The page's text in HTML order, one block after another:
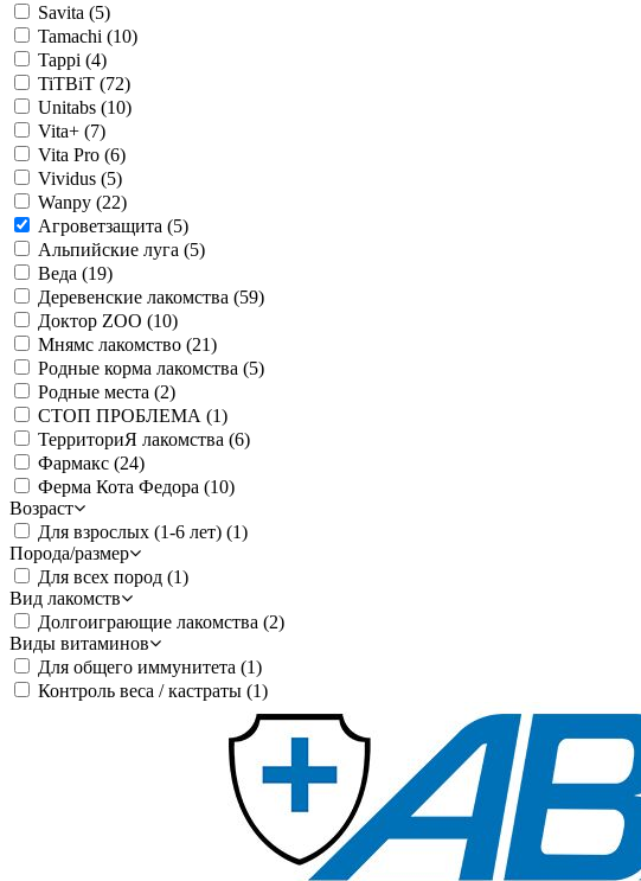
Savita (5)
Tamachi (10)
Tappi (4)
TiTBiT (72)
Unitabs (10)
Vita+ (7)
Vita Pro (6)
Vividus (5)
Wanpy (22)
Агроветзащита (5)
Альпийские луга (5)
Веда (19)
Деревенские лакомства (59)
Доктор ZOO (10)
Мнямс лакомство (21)
Родные корма лакомства (5)
Родные места (2)
СТОП ПРОБЛЕМА (1)
ТерриториЯ лакомства (6)
Фармакс (24)
Ферма Кота Федора (10)
Возраст
Для взрослых (1-6 лет) (1)
Порода/размер
Для всех пород (1)
Вид лакомств
Долгоиграющие лакомства (2)
Виды витаминов
Для общего иммунитета (1)
Контроль веса / кастраты (1)